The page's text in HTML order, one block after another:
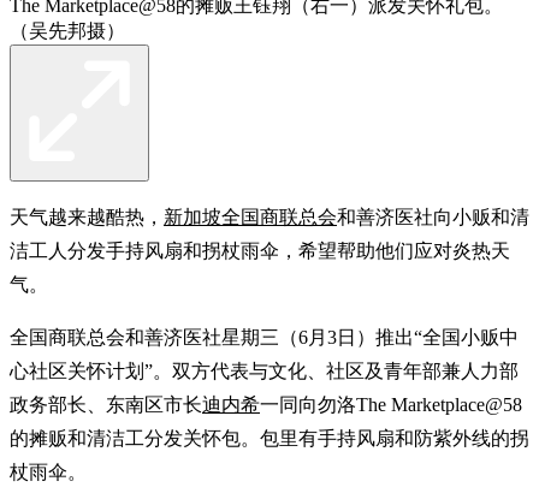
The Marketplace@58的摊贩王钰翔（右一）派发关怀礼包。
（吴先邦摄）
天气越来越酷热， 新加坡全国商联总会和善济医社向小贩和清
洁工人分发手持风扇和拐杖雨伞，希望帮助他们应对炎热天
气。
全国商联总会和善济医社星期三（6月3日）推出“全国小贩中
心社区关怀计划”。双方代表与文化、社区及青年部兼人力部
政务部长、东南区市长迪内希一同向勿洛The Marketplace@58
的摊贩和清洁工分发关怀包。包里有手持风扇和防紫外线的拐
杖雨伞。